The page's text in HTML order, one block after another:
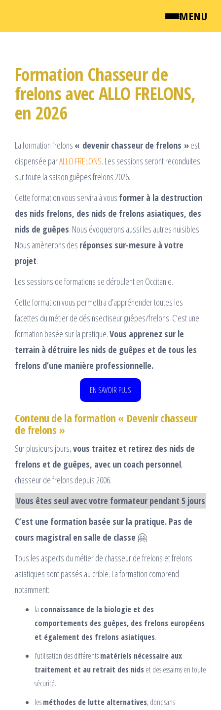
MENU
NEWSROOM
TARIFS
CONTACT
contenuFormation Chasseur de
frelons avec ALLO FRELONS,
en 2026
La formation frelons « devenir chasseur de frelons »est
dispensée parALLO FRELONS. Les sessions seront reconduites
sur toute la saison guêpes frelons 2026.
Cette formation vous servira à vous former à la destruction
des nids frelons, des nids de frelons asiatiques, des
nids de guêpes. Nous évoquerons aussi les autres nuisibles.
Nous amènerons des réponses sur-mesure à votre
projet.
Les sessions de formations se déroulent en Occitanie.
Cette formation vous permettra d’appréhender toutes les
facettes du métier de désinsectiseur guêpes/frelons. C’est une
formation basée sur la pratique.Vous apprenez sur le
terrain à détruire les nids de guêpes et de tous les
frelons d’une manière professionnelle.
EN SAVOIR PLUS
Contenu de la formation « Devenir chasseur
de frelons »
Sur plusieurs jours,vous traitez et retirez des nids de
frelons et de guêpes, avec un coach personnel,
chasseur de frelons depuis 2006.
Vous êtes seul avec votre formateur pendant 5 jours
C’est une formation basée sur la pratique. Pas de
cours magistral en salle de classe 🤗
Tous les aspects du métier de chasseur de frelons et frelons
asiatiques sont passés au crible. La formation comprend
notamment:
la connaissance de la biologie et des
comportements des guêpes, des frelons européens
et également des frelons asiatiques.
l’utilisation des différentsmatériels nécessaire aux
traitement et au retrait des nids et des essaims en toute
sécurité.
lesméthodes de lutte alternatives, donc sans